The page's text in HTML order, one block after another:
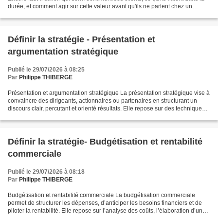
durée, et comment agir sur cette valeur avant qu'ils ne partent chez un
Définir la stratégie - Présentation et
argumentation stratégique
Publié le 29/07/2026 à 08:25
Par Philippe THIBERGE
Présentation et argumentation stratégique La présentation stratégique vise à
convaincre des dirigeants, actionnaires ou partenaires en structurant un
discours clair, percutant et orienté résultats. Elle repose sur des techniques
Définir la stratégie- Budgétisation et rentabilité
commerciale
Publié le 29/07/2026 à 08:18
Par Philippe THIBERGE
Budgétisation et rentabilité commerciale La budgétisation commerciale
permet de structurer les dépenses, d’anticiper les besoins financiers et de
piloter la rentabilité. Elle repose sur l’analyse des coûts, l’élaboration d’un